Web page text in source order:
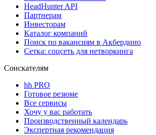
HeadHunter API
Партнерам
Инвесторам
Каталог компаний
Поиск по вакансиям в Акбердино
Сетка: соцсеть для нетворкинга
Соискателям
hh PRO
Готовое резюме
Все сервисы
Хочу у вас работать
Производственный календарь
Экспертная рекомендация